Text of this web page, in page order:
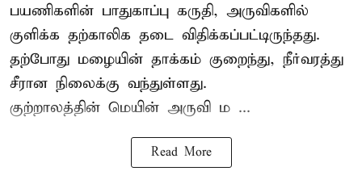
பயணிகளின் பாதுகாப்பு கருதி, அருவிகளில்
குளிக்க தற்காலிக தடை விதிக்கப்பட்டிருந்தது.
தற்போது மழையின் தாக்கம் குறைந்து, நீர்வரத்து
சீரான நிலைக்கு வந்துள்ளது.
குற்றாலத்தின் மெயின் அருவி ம ...
Read More